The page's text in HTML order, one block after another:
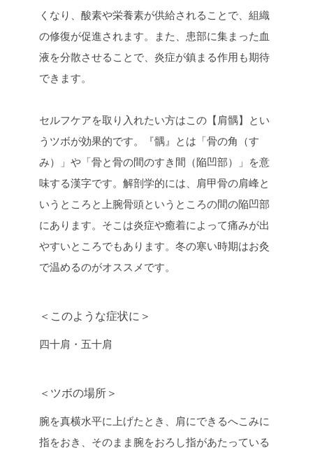
くなり、酸素や栄養素が供給されることで、組織
の修復が促進されます。また、患部に集まった血
液を分散させることで、炎症が鎮まる作用も期待
できます。
セルフケアを取り入れたい方はこの【肩髃】とい
うツボが効果的です。『髃』とは「骨の角（す
み）」や「骨と骨の間のすき間（陥凹部）」を意
味する漢字です。解剖学的には、肩甲骨の肩峰と
いうところと上腕骨頭というところの間の陥凹部
にあります。そこは炎症や癒着によって痛みが出
やすいところでもあります。冬の寒い時期はお灸
で温めるのがオススメです。
＜このような症状に＞
四十肩・五十肩
＜ツボの場所＞
腕を真横水平に上げたとき、肩にできるへこみに
指をおき、そのまま腕をおろし指があたっている